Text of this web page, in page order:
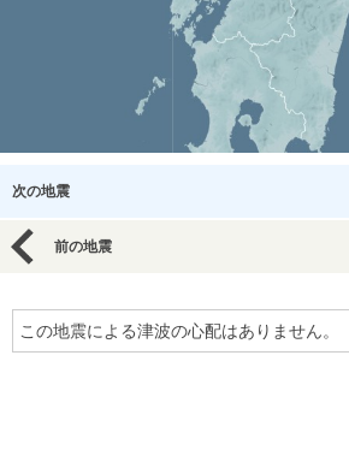
次の地震
前の地震
この地震による津波の心配はありません。